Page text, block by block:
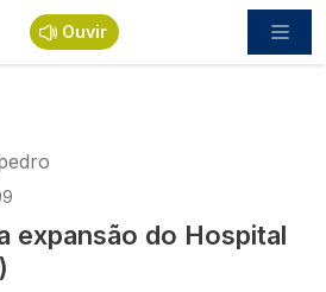
principal
Ouvir
expansão do Hospital